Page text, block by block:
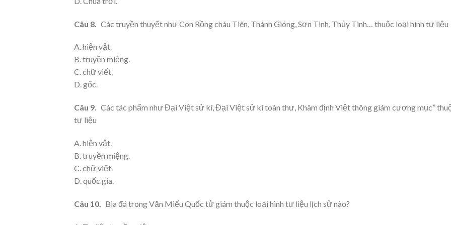
Câu 8. Các truyền thuyết như Con Rồng cháu Tiên, Thánh Gióng, Sơn Tinh, Thủy Tinh… thuộc loại hình tư liệu
A. hiện vật.
B. truyền miệng.
C. chữ viết.
D. gốc.
Câu 9. Các tác phẩm như Đại Việt sử kí, Đại Việt sử kí toàn thư, Khâm định Việt thông giám cương mục”
tư liệu
A. hiện vật.
B. truyền miệng.
C. chữ viết.
D. quốc gia.
Câu 10. Bia đá trong Văn Miếu Quốc tử giám thuộc loại hình tư liệu lịch sử nào?